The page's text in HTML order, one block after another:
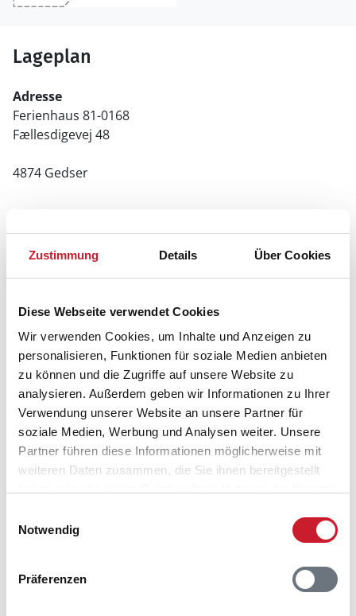
Zustimmung Details Über Cookies
Diese Webseite verwendet Cookies
Wir verwenden Cookies, um Inhalte und Anzeigen zu
personalisieren, Funktionen für soziale Medien anbieten
zu können und die Zugriffe auf unsere Website zu
analysieren. Außerdem geben wir Informationen zu Ihrer
Verwendung unserer Website an unsere Partner für
soziale Medien, Werbung und Analysen weiter. Unsere
Partner führen diese Informationen möglicherweise mit
weiteren Daten zusammen, die Sie ihnen bereitgestellt
Notwendig
Präferenzen
Lageplan
Adresse
Ferienhaus 81-0168
Fællesdigevej 48
4874 Gedser
Anzahl Reisende auswählen